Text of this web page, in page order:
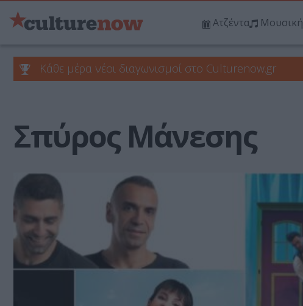
Ατζέντα Μουσική
Κάθε μέρα νέοι διαγωνισμοί στο Culturenow.gr
Σπύρος Μάνεσης